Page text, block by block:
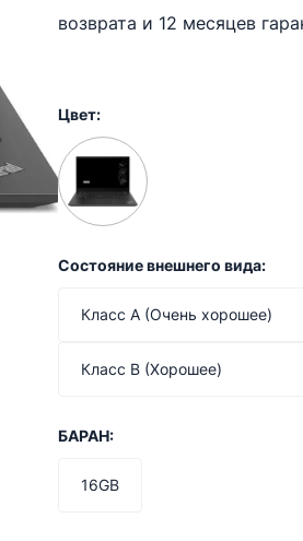
возврата и 12 месяцев
Цвет:
Состояние внешнего вида:
Класс A (Очень хорошее)
Класс B (Хорошее)
БАРАН:
16GB